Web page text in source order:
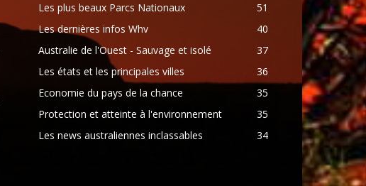
Les plus beaux Parcs Nationaux
51
Les dernières infos Whv
40
Australie de l'Ouest - Sauvage et isolé
37
Les états et les principales villes
36
Economie du pays de la chance
35
Protection et atteinte à l'environnement
35
Les news australiennes inclassables
34